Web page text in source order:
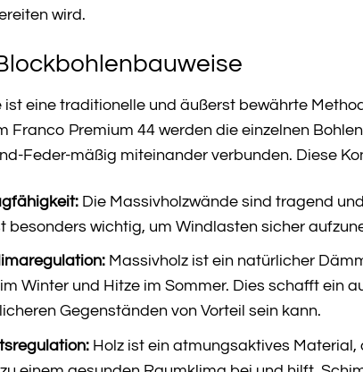
wird.
eine traditionelle und äußerst bewährte
Franco Premium 44 werden die einzelnen
Feder-mäßig miteinander verbunden. Diese
Die Massivholzwände sind tragend
besonders wichtig, um Windlasten sicher
Massivholz ist ein natürlicher
Winter und Hitze im Sommer. Dies schafft ein
Gegenständen von Vorteil sein kann.
Holz ist ein atmungsaktives